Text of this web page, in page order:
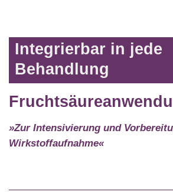
Integrierbar in jede
Behandlung
»Zur Intensivierung und
Wirkstoffaufnahme«